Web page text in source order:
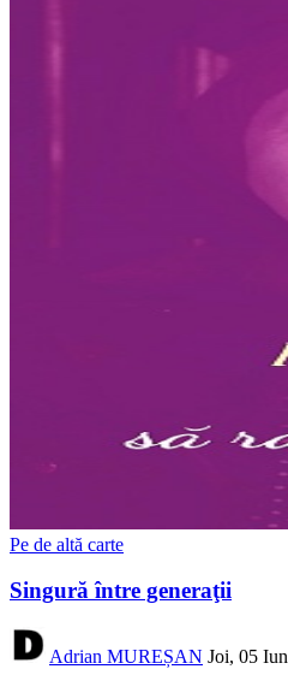
Pe de altă carte
Singură între generaţii
Adrian MUREȘAN Joi, 05 Iun